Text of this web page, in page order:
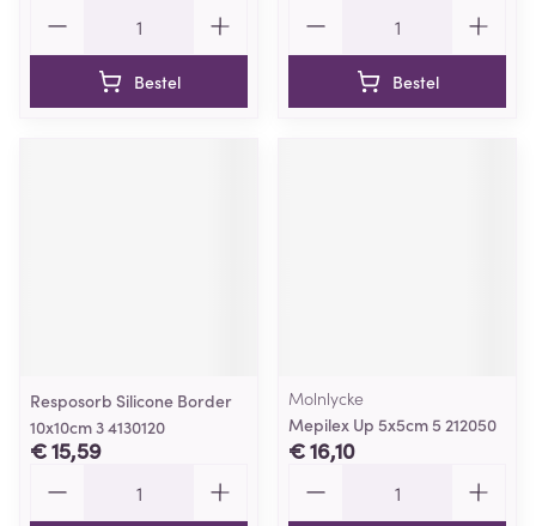
Bestel Bestel
Resposorb Silicone Border
10x10cm 3 4130120
€ 15,59
Molnlycke
Mepilex Up 5x5cm 5 212050
€ 16,10